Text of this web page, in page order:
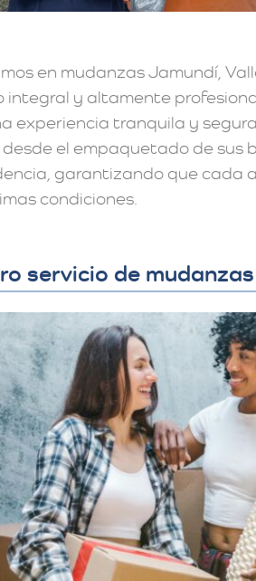
en mudanzas Jamundí,
integral y altamente
experiencia tranquila y
el empaquetado de sus
garantizando que cada
condiciones.
servicio de